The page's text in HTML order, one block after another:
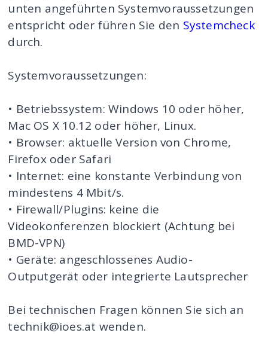
unten angeführten Systemvoraussetzungen
entspricht oder führen Sie den Systemcheck
durch.
Systemvoraussetzungen:
• Betriebssystem: Windows 10 oder höher,
Mac OS X 10.12 oder höher, Linux.
• Browser: aktuelle Version von Chrome,
Firefox oder Safari
• Internet: eine konstante Verbindung von
mindestens 4 Mbit/s.
• Firewall/Plugins: keine die
Videokonferenzen blockiert (Achtung bei
BMD-VPN)
• Geräte: angeschlossenes Audio-
Outputgerät oder integrierte Lautsprecher
Bei technischen Fragen können Sie sich an
technik@ioes.at wenden.